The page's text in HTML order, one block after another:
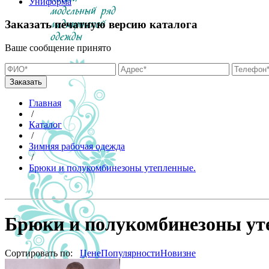
Заказать печатную версию каталога
Ваше сообщение принято
Главная
/
Каталог
/
Зимняя рабочая одежда
/
Брюки и полукомбинезоны утепленные.
Брюки и полукомбинезоны
Сортировать по: ЦенеПопулярностиНовизне